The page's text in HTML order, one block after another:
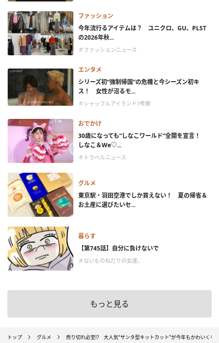
ファッション
今年流行るアイテムは？ ユニクロ、GU、PLST
の2026年秋...
＃ファッションニュース
エンタメ
シリーズ初“強制帰国”の危機と今シーズン初キ
ス！ 女性が沼るモ...
＃シャッフルアイランド7考察
おでかけ
30歳になっても“しなこワールド”全開を宣言！
しなこ＆We♡...
＃トラベルニュース
グルメ
東京駅・羽田空港でしか買えない！ 夏の帰省＆
お土産に選びたいセ...
暮らす
【第745話】自分に負けないで
＃ないものねだりの女達。
もっと見る
トップ グルメ 売り切れ必至!? 大人気“サンタ型キットカット”が今年もかわいくな